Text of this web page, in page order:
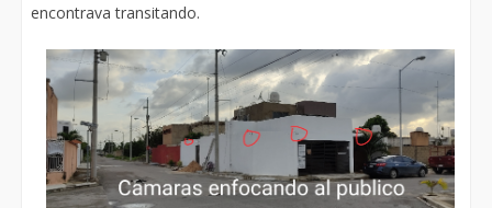
encontrava transitando.